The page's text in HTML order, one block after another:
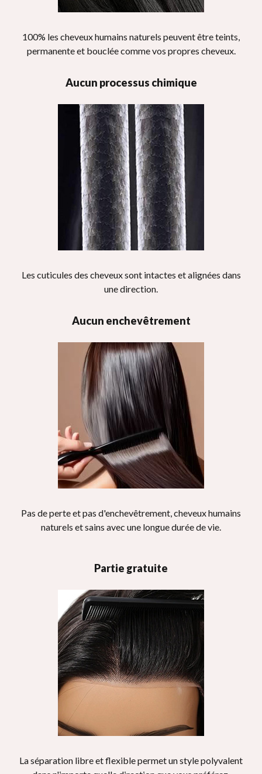
100% les cheveux humains naturels peuvent être teints,
permanente et bouclée comme vos propres cheveux.
Aucun processus chimique
Les cuticules des cheveux sont intactes et alignées dans
une direction.
Aucun enchevêtrement
Pas de perte et pas d'enchevêtrement, cheveux humains
naturels et sains avec une longue durée de vie.
Partie gratuite
La séparation libre et flexible permet un style polyvalent